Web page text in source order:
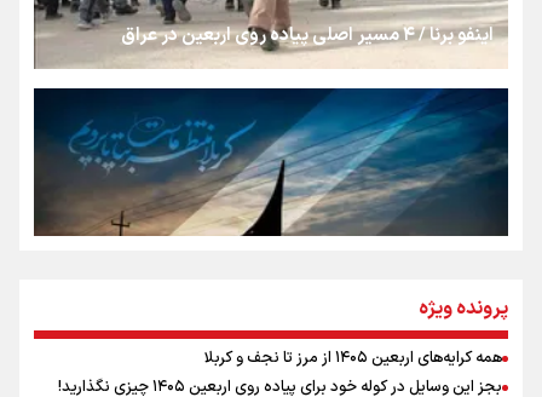
جمله‌ای که بغض چهارماهه را شکست؛ «آهای مردم، آقا از
تهران رفتند»
سه حسرتی که به دلم ماند
اینفو برنا / ۴ مسیر اصلی پیاده روی اربعین در عراق
اینفو برنا / توصیه‌هایی طلایی برای پیاده روی اربعین
پرونده ویژه
همه کرایه‌های اربعین ۱۴۰۵ از مرز تا نجف و کربلا
بجز این وسایل در کوله خود برای پیاده روی اربعین ۱۴۰۵ چیزی نگذارید!